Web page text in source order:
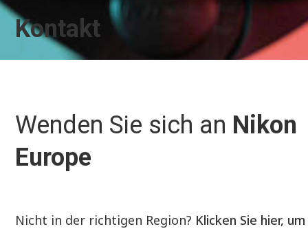
Kontakt
Wenden Sie sich an Nikon
Europe
Nicht in der richtigen Region? Klicken Sie hier,